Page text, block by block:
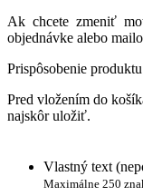
Ak chcete zmeniť
objednávke alebo
Prispôsobenie produktu
Pred vložením do
najskôr uložiť.
Vlastný text
Maximálne 250